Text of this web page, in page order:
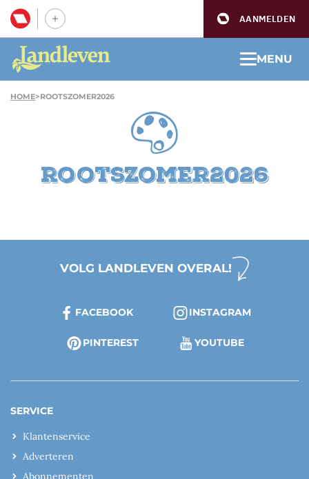
AANMELDEN
MENU
HOME>ROOTSZOMER2026
rootszomer2026
VOLG LANDLEVEN OVERAL!
FACEBOOK INSTAGRAM
PINTEREST YOUTUBE
SERVICE
Klantenservice
Adverteren
Abonnementen